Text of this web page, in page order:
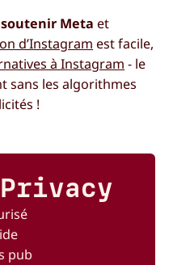
soutenir Meta et
d’Instagram est facile,
à Instagram - le
sans les algorithmes
!
pub